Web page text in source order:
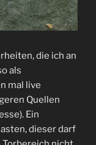
die ich an
als
mal live
Quellen
Ein
dieser darf